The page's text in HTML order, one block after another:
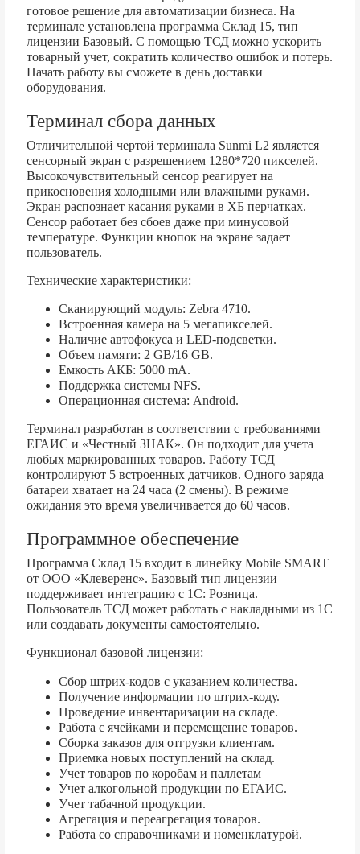
готовое решение для автоматизации бизнеса. На
терминале установлена программа Склад 15, тип
лицензии Базовый. С помощью ТСД можно ускорить
товарный учет, сократить количество ошибок и потерь.
Начать работу вы сможете в день доставки
оборудования.
Терминал сбора данных
Отличительной чертой терминала Sunmi L2 является
сенсорный экран с разрешением 1280*720 пикселей.
Высокочувствительный сенсор реагирует на
прикосновения холодными или влажными руками.
Экран распознает касания руками в ХБ перчатках.
Сенсор работает без сбоев даже при минусовой
температуре. Функции кнопок на экране задает
пользователь.
Технические характеристики:
Сканирующий модуль: Zebra 4710.
Встроенная камера на 5 мегапикселей.
Наличие автофокуса и LED-подсветки.
Объем памяти: 2 GB/16 GB.
Емкость АКБ: 5000 mA.
Поддержка системы NFS.
Операционная система: Android.
Терминал разработан в соответствии с требованиями
ЕГАИС и «Честный ЗНАК». Он подходит для учета
любых маркированных товаров. Работу ТСД
контролируют 5 встроенных датчиков. Одного заряда
батареи хватает на 24 часа (2 смены). В режиме
ожидания это время увеличивается до 60 часов.
Программное обеспечение
Программа Склад 15 входит в линейку Mobile SMART
от ООО «Клеверенс». Базовый тип лицензии
поддерживает интеграцию с 1С: Розница.
Пользователь ТСД может работать с накладными из 1С
или создавать документы самостоятельно.
Функционал базовой лицензии:
Сбор штрих-кодов с указанием количества.
Получение информации по штрих-коду.
Проведение инвентаризации на складе.
Работа с ячейками и перемещение товаров.
Сборка заказов для отгрузки клиентам.
Приемка новых поступлений на склад.
Учет товаров по коробам и паллетам
Учет алкогольной продукции по ЕГАИС.
Учет табачной продукции.
Агрегация и переагрегация товаров.
Работа со справочниками и номенклатурой.